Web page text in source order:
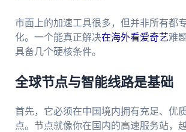
市面上的加速工具很多，但并非所有都
化。一个能真正解决在海外看爱奇艺难
具备几个硬核条件。
全球节点与智能线路是基础
首先，它必须在中国境内拥有充足、优
点。节点就像你在国内的高速服务站，